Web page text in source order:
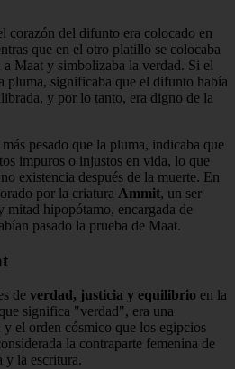
corazón del difunto era colocado en
que en el otro platillo se colocaba
a Maat y simbolizaba la verdad. Si el
pluma, significaba que el difunto había
y por lo tanto, era digno de la
pesado que la pluma, indicaba que
impuros o injustos en vida, lo que
existencia después de la muerte. En
por la criatura Ammit, un ser
hipopótamo, encargada de
pasado la prueba de Maat.
de verdad, justicia y equilibrio en la
significa "verdad", era una
y el orden cósmico que los egipcios
la contraparte femenina de
y la escritura.